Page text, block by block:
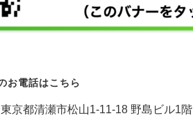
お電話はこちら
京都清瀬市松山1-11-18 野島ビル1階